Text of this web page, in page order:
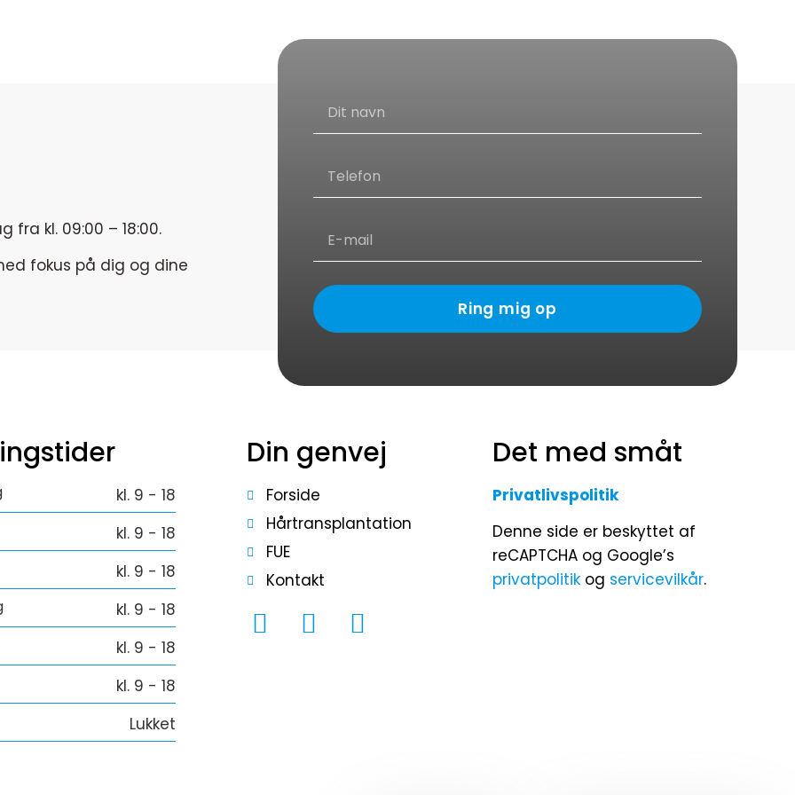
Kontrol og vask efter 15 dag i vores
Vores danske personale er altid til
rådighed i Tyrkiet og bor tæt på dit
overnattede hotel
det perfekte resultat og lytter til
fra ankomst til afgang i lufthavn
Vi sikrer af du får
hårtransplantationen til den helt
rigtige markedets pris i Tyrkiet med
fokus på høj kvalitet
fra kl. 09:00 – 18:00.
fokus på dig og dine
Ring mig op
kl. 9 - 18
kl. 9 - 18
kl. 9 - 18
kl. 9 - 18
kl. 9 - 18
kl. 9 - 18
Lukket
Din genvej
Forside
Hårtransplantation
FUE
Kontakt
Det med småt
Privatlivspolitik
Denne side er beskyttet af
reCAPTCHA og Google’s
privatpolitikog servicevilkår.